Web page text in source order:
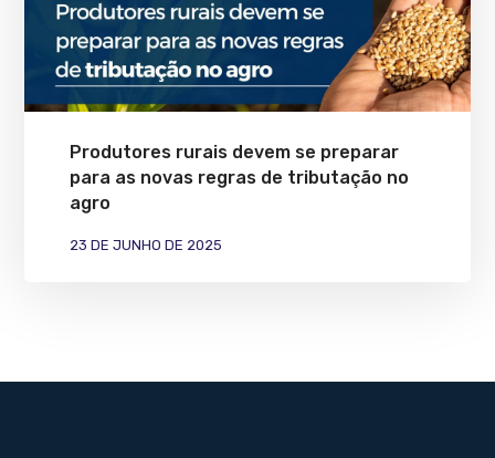
Produtores rurais devem se preparar
para as novas regras de tributação no
agro
23 DE JUNHO DE 2025